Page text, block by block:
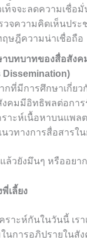
ท็จจะลดความเชื่อมั่
วจความคิดเห็นประ
ษฎีความน่าเชื่อถือ
บทบาทของสื่อสังค
Dissemination)
กที่มีการศึกษาเกี่ย
คมมีอิทธิพลต่อกา
ราะห์เนื้อหาบนแพล
วทางการสื่อสารใ
ล้วยังมึนๆ หรืออยา
เลี้ยง
คราะห์กันในวันนี้ เ
นการอภิปรายในสั